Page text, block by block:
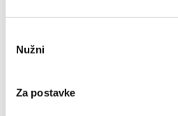
Selection
Nužni
Za postavke